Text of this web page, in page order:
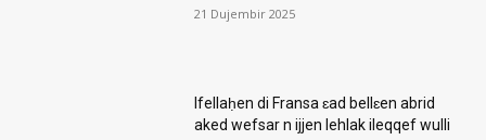
21 Dujembir 2025
Ifellaḥen di Fransa ɛad bellɛen abrid
aked wefsar n ijjen lehlak ileqqef wulli